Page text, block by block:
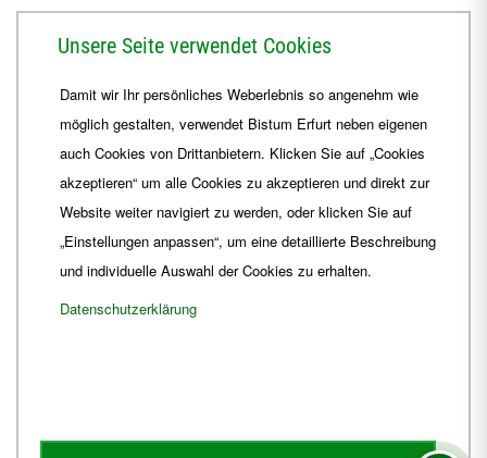
+49 361 6572-444
ordinariat Bistum-Erfurt.de
Unsere Seite verwendet Cookies
Damit wir Ihr persönliches Weberlebnis so angenehm wie
möglich gestalten, verwendet Bistum Erfurt neben eigenen
auch Cookies von Drittanbietern. Klicken Sie auf „Cookies
akzeptieren“ um alle Cookies zu akzeptieren und direkt zur
Website weiter navigiert zu werden, oder klicken Sie auf
„Einstellungen anpassen“, um eine detaillierte Beschreibung
und individuelle Auswahl der Cookies zu erhalten.
Datenschutzerklärung